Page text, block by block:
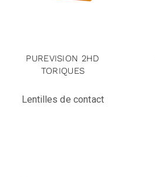
PUREVISION 2HD
TORIQUES
Lentilles de contact